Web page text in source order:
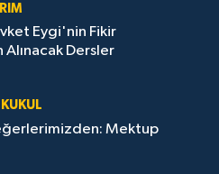
Eygi'nin Fikir
Alınacak Dersler
Mektup